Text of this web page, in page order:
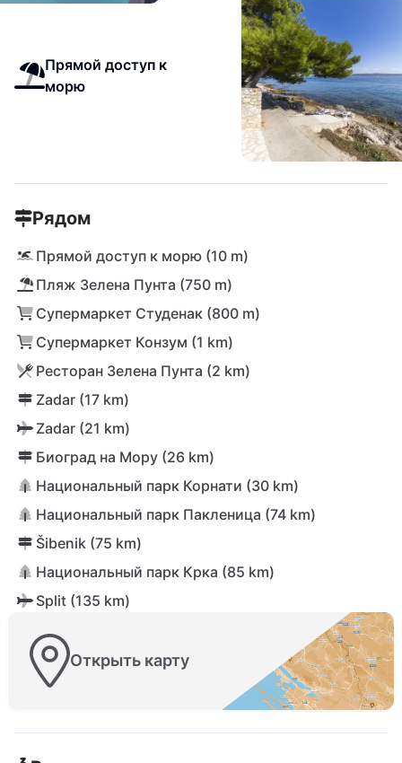
Прямой доступ к
морю
Рядом
Прямой доступ к морю (10 m)
Пляж Зелена Пунта (750 m)
Супермаркет Студенак (800 m)
Супермаркет Конзум (1 km)
Ресторан Зелена Пунта (2 km)
Zadar (17 km)
Zadar (21 km)
Биоград на Мору (26 km)
Национальный парк Корнати (30 km)
Национальный парк Пакленица (74 km)
Šibenik (75 km)
Национальный парк Крка (85 km)
Split (135 km)
Открыть карту